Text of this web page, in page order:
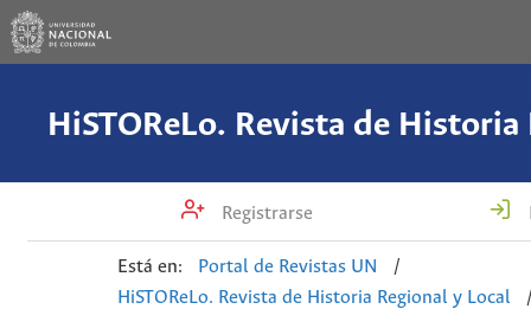
Registrarse
Está en: Portal de Revistas UN
/
HiSTOReLo. Revista de Historia Regional y Local